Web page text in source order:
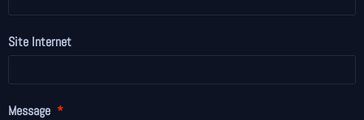
Site Internet
Message